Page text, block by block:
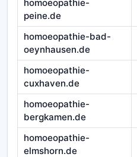
homoeopathie-
peine.de
homoeopathie-bad-
oeynhausen.de
homoeopathie-
cuxhaven.de
homoeopathie-
bergkamen.de
homoeopathie-
elmshorn.de